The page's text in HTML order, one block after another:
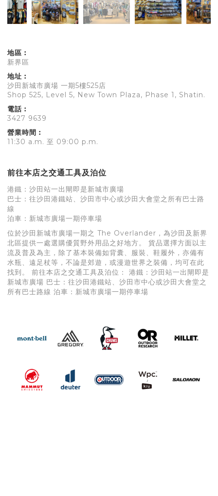
地區︰
新界區
地址︰
沙田新城市廣場 一期5樓525店
Shop 525, Level 5, New Town Plaza, Phase 1, Shatin.
電話︰
3427 9639
營業時間︰
11:30 a.m. 至 09:00 p.m.
前往本店之交通工具及泊位
港鐵：沙田站一出閘即是新城市廣場
巴士：往沙田港鐵站、沙田市中心或沙田大會堂之所有巴士路
線
泊車：新城市廣場一期停車場
位於沙田新城市廣場一期之 The Overlander，為沙田及新界
北區提供一處選購優質野外用品之好地方。 貨品選擇方面以主
流及普及為主，除了基本裝備如背囊、服裝、鞋履外，亦備有
水瓶、遠足杖等，不論是郊遊，或漫遊世界之裝備，均可在此
找到。 前往本店之交通工具及泊位： 港鐵：沙田站一出閘即是
新城市廣場 巴士：往沙田港鐵站、沙田市中心或沙田大會堂之
所有巴士路線 泊車：新城市廣場一期停車場